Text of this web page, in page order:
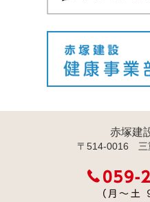
赤塚建
〒514-0016 三